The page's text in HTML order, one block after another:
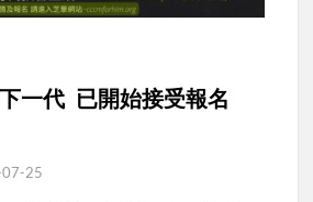
一代 已開始接受報名
25